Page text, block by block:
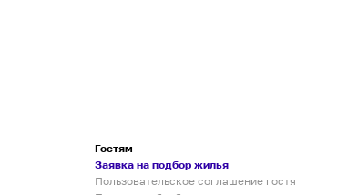
Гостям
Заявка на подбор жилья
Пользовательское соглашение гостя